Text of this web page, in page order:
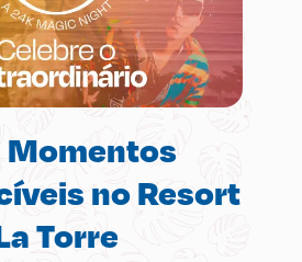
Momentos
no Resort
Torre